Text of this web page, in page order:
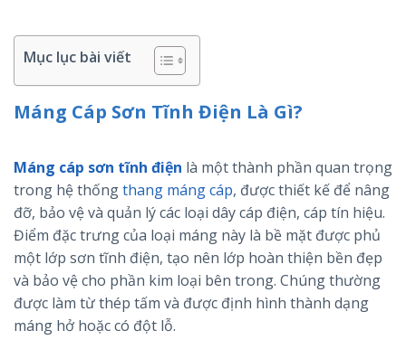
Mục lục bài viết
Máng Cáp Sơn Tĩnh Điện Là Gì?
Máng cáp sơn tĩnh điện là một thành phần quan trọng
trong hệ thốngthang máng cáp, được thiết kế để nâng
đỡ, bảo vệ và quản lý các loại dây cáp điện, cáp tín hiệu.
Điểm đặc trưng của loại máng này là bề mặt được phủ
một lớp sơn tĩnh điện, tạo nên lớp hoàn thiện bền đẹp
và bảo vệ cho phần kim loại bên trong. Chúng thường
được làm từ thép tấm và được định hình thành dạng
máng hở hoặc có đột lỗ.